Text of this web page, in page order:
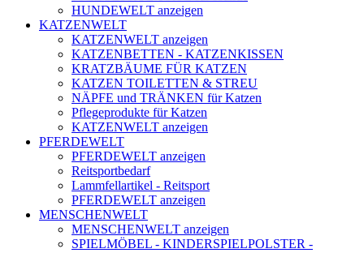
HUNDEWELT anzeigen
KATZENWELT
KATZENWELT anzeigen
KATZENBETTEN - KATZENKISSEN
KRATZBÄUME FÜR KATZEN
KATZEN TOILETTEN & STREU
NÄPFE und TRÄNKEN für Katzen
Pflegeprodukte für Katzen
KATZENWELT anzeigen
PFERDEWELT
PFERDEWELT anzeigen
Reitsportbedarf
Lammfellartikel - Reitsport
PFERDEWELT anzeigen
MENSCHENWELT
MENSCHENWELT anzeigen
SPIELMÖBEL - KINDERSPIELPOLSTER -